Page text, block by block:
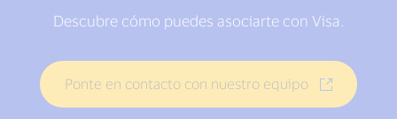
Descubre cómo puedes asociarte con Visa.
Ponte en contacto con nuestro equipo